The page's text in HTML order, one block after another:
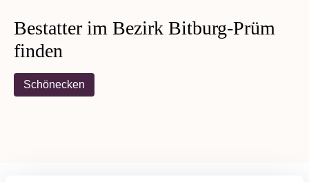
Bestatter im Bezirk Bitburg-Prüm
finden
Schönecken